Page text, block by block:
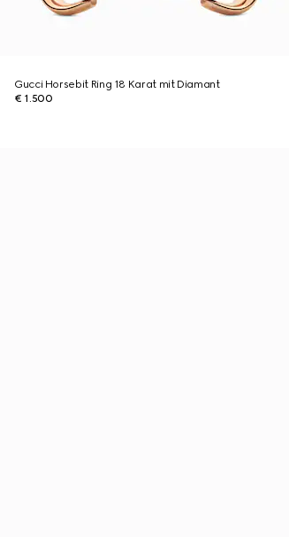
Gucci Horsebit Ring 18 Karat mit Diamant
€ 1.500